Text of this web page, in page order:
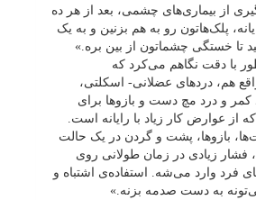
از بیماری‌های چشمی، بعد از هر ده
پلک‌هاتون رو به‌ هم بزنین و به یک
تا خستگی چشماتون از بین بره.»
با دقت نگاهم می‌کرد که
هم، دردهای عضلانی- اسکلتی،
کمر و درد مچ دست و بازوها برای
از عوارض کار زیاد با رایانه است.
بازوها، پشت و گردن در یک حالت
فشار زیادی در زمان طولانی روی
فرد وارد می‌شه. استفاده‌ی اشتباه و
به دست صدمه بزنه.»